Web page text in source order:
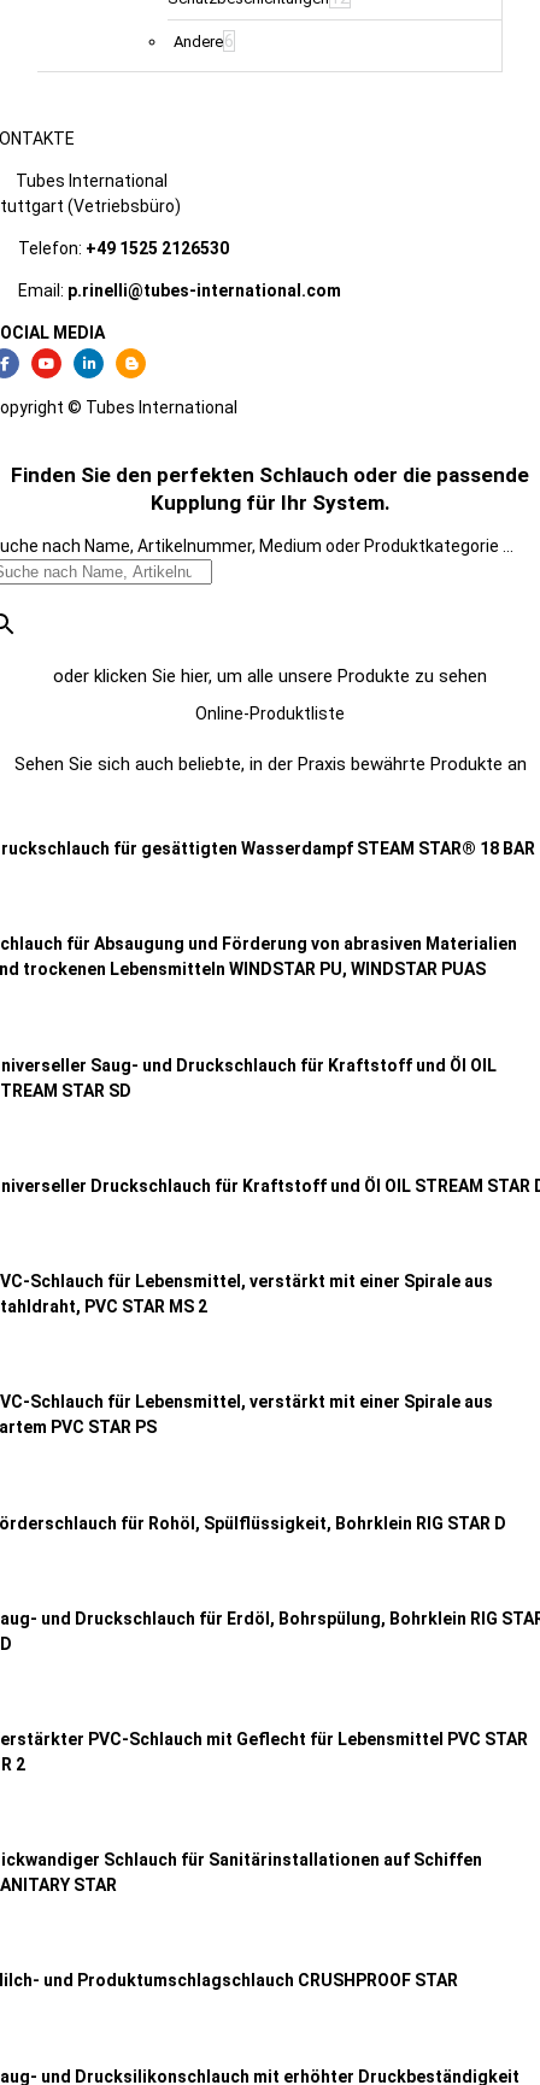
Andere6
Tubes International
(Vetriebsbüro)
Telefon: +49 1525 2126530
Email: p.rinelli@tubes-international.com
MEDIA
© Tubes International
Finden Sie den perfekten Schlauch oder die passende
Kupplung für Ihr System.
nach Name, Artikelnummer, Medium oder Produktkategorie ...
oder klicken Sie hier, um alle unsere Produkte zu sehen
Online-Produktliste
Sehen Sie sich auch beliebte, in der Praxis bewährte Produkte an
für gesättigten Wasserdampf STEAM STAR® 18 BAR
für Absaugung und Förderung von abrasiven Materialien
trockenen Lebensmitteln WINDSTAR PU, WINDSTAR PUAS
Saug- und Druckschlauch für Kraftstoff und Öl OIL
STAR SD
Druckschlauch für Kraftstoff und Öl OIL STREAM STAR
Schlauch für Lebensmittel, verstärkt mit einer Spirale aus
PVC STAR MS 2
Schlauch für Lebensmittel, verstärkt mit einer Spirale aus
PVC STAR PS
für Rohöl, Spülflüssigkeit, Bohrklein RIG STAR D
und Druckschlauch für Erdöl, Bohrspülung, Bohrklein RIG
PVC-Schlauch mit Geflecht für Lebensmittel PVC STAR
2
Schlauch für Sanitärinstallationen auf Schiffen
STAR
und Produktumschlagschlauch CRUSHPROOF STAR
und Drucksilikonschlauch mit erhöhter Druckbeständigkeit